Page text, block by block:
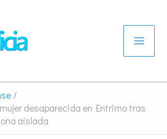
desaparecida en Entrimo tras
aislada